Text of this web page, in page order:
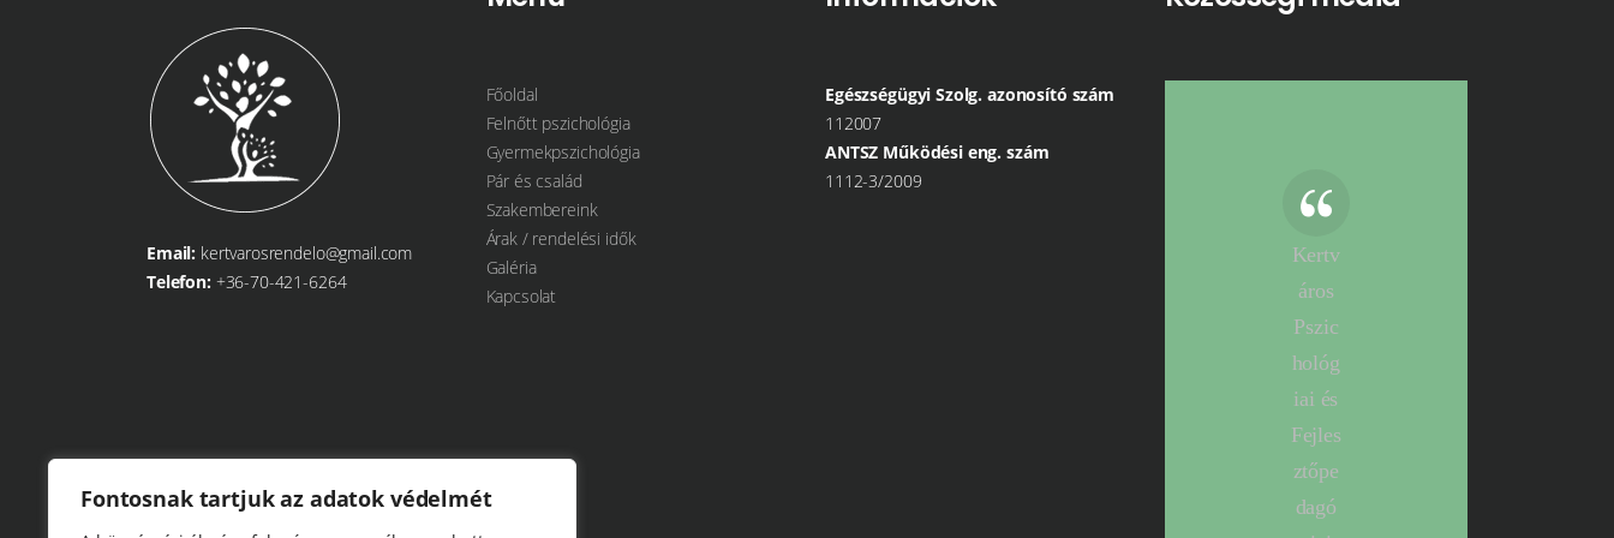
Fontosnak tartjuk az adatok védelmét
Email: kertvarosrendelo@gmail.com
Telefon: +36-70-421-6264
Főoldal
Felnőtt pszichológia
Gyermekpszichológia
Pár és család
Szakembereink
Árak / rendelési idők
Galéria
Kapcsolat
Egészségügyi Szolg. azonosító szám
112007
ANTSZ Működési eng. szám
1112-3/2009
Kertv
áros
Pszic
hológ
iai és
Fejles
ztőpe
dagó